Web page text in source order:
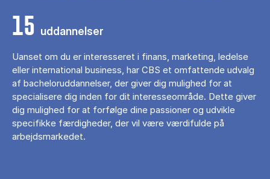
15 uddannelser
Uanset om du er interesseret i finans, marketing, ledelse
eller international business, har CBS et omfattende udvalg
af bacheloruddannelser, der giver dig mulighed for at
specialisere dig inden for dit interesseområde. Dette giver
dig mulighed for at forfølge dine passioner og udvikle
specifikke færdigheder, der vil være værdifulde på
arbejdsmarkedet.